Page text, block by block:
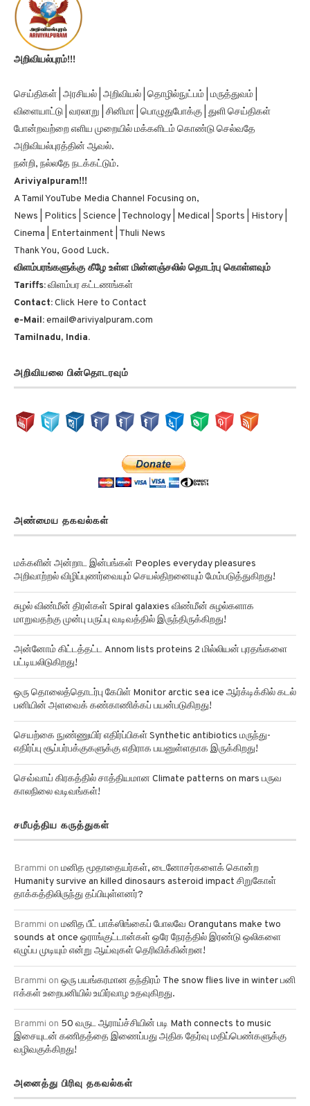
அறிவியல்புரம்!!!
விளையாட்டு | வரலாறு | சினிமா | பொழுதுபோக்கு | துளி செய்திகள்
போன்றவற்றை எளிய முறையில் மக்களிடம் கொண்டு செல்வதே
அறிவியல்புரத்தின் ஆவல்.
நன்றி, நல்லதே நடக்கட்டும்.
Ariviyalpuram!!!
A Tamil YouTube Media Channel Focusing on,
News | Politics | Science | Technology | Medical | Sports | History |
Cinema | Entertainment | Thuli News
Thank You, Good Luck.
விளம்பரங்களுக்கு கீழே உள்ள மின்னஞ்சலில் தொடர்பு கொள்ளவும்
Tariffs:விளம்பர கட்டணங்கள்
Contact:Click Here to Contact
e-Mail: email@ariviyalpuram.com
Tamilnadu, India.
அறிவாற்றல் விழிப்புணர்வையும் செயல்திறனையும் மேம்படுத்துகிறது!
சுழல் விண்மீன் திரள்கள் Spiral galaxies விண்மீன் சுழல்களாக
மாறுவதற்கு முன்பு பருப்பு வடிவத்தில் இருந்திருக்கிறது!
அன்னோம் கிட்டத்தட்ட Annom lists proteins 2 மில்லியன் புரதங்களை
பட்டியலிடுகிறது!
ஒரு தொலைத்தொடர்பு கேபிள் Monitor arctic sea ice ஆர்க்டிக்கில் கடல்
பனியின் அளவைக் கண்காணிக்கப் பயன்படுகிறது!
செயற்கை நுண்ணுயிர் எதிர்ப்பிகள் Synthetic antibiotics மருந்து-
எதிர்ப்பு சூப்பர்பக்குகளுக்கு எதிராக பயனுள்ளதாக இருக்கிறது!
செவ்வாய் கிரகத்தில் சாத்தியமான Climate patterns on mars பருவ
காலநிலை வடிவங்கள்!
Humanity survive an killed dinosaurs asteroid impact சிறுகோள்
தாக்கத்திலிருந்து தப்பியுள்ளனர்?
Brammionமனித பீட் பாக்ஸிங்கைப் போலவே Orangutans make two
sounds at once ஒராங்குட்டான்கள் ஒரே நேரத்தில் இரண்டு ஒலிகளை
எழுப்ப முடியும் என்று ஆய்வுகள் தெரிவிக்கின்றன!
Brammionஒரு பயங்கரமான தந்திரம் The snow flies live in winter பனி
ஈக்கள் உறைபனியில் உயிர்வாழ உதவுகிறது.
Brammion50 வருட ஆராய்ச்சியின் படி Math connects to music
இசையுடன் கணிதத்தை இணைப்பது அதிக தேர்வு மதிப்பெண்களுக்கு
வழிவகுக்கிறது!